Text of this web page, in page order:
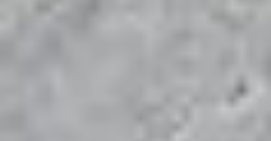
IHR ZUVERLÄSSIGER